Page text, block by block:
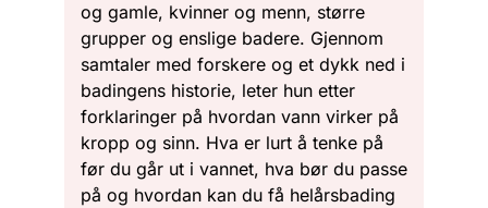
og gamle, kvinner og menn, større
grupper og enslige badere. Gjennom
samtaler med forskere og et dykk ned i
badingens historie, leter hun etter
forklaringer på hvordan vann virker på
kropp og sinn. Hva er lurt å tenke på
før du går ut i vannet, hva bør du passe
på og hvordan kan du få helårsbading